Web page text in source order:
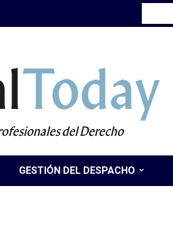
Today
del Derecho
GESTIÓN DEL DESPACHO